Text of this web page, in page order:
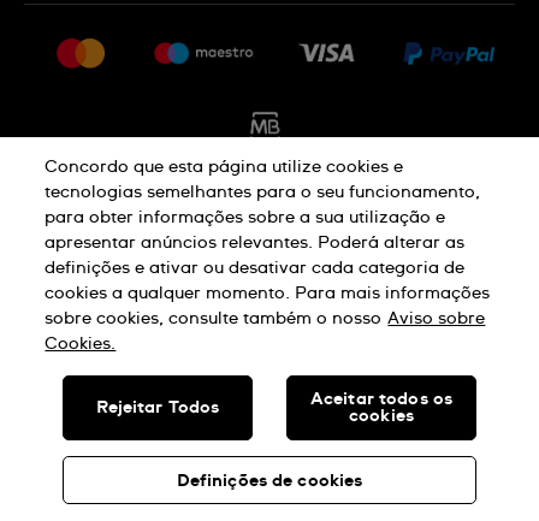
Rescindir o contrato
Carreiras
Aviso De Privacidade Aviso De Cookies
Termos E Condições De Uso
SWISS MADE
© SWATCH AG 2026. TODOS OS DIREITOS RESERVADOS: SWISS
Concordo que esta página utilize cookies e
tecnologias semelhantes para o seu funcionamento,
para obter informações sobre a sua utilização e
apresentar anúncios relevantes. Poderá alterar as
definições e ativar ou desativar cada categoria de
cookies a qualquer momento. Para mais informações
sobre cookies, consulte também o nosso Aviso sobre
Cookies.
Definições de cookies
Rejeitar Todos
Aceitar todos os
cookies